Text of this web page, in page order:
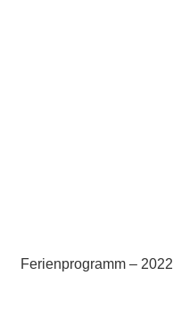
Ferienprogramm – 2022